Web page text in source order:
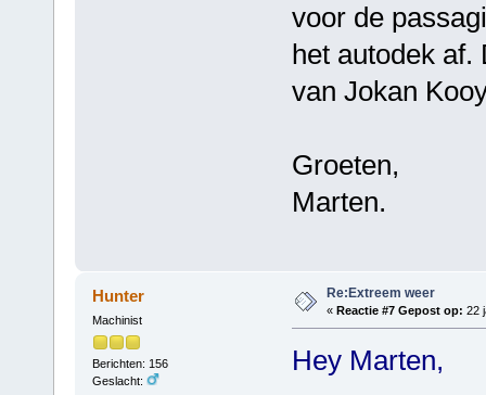
voor de
het autodek af.
van Jokan
Groeten,
Marten.
Hunter
Machinist
Berichten: 156
Geslacht:
Re:Extreem weer
« Reactie #7 Gepost op: 22
Hey Marten,